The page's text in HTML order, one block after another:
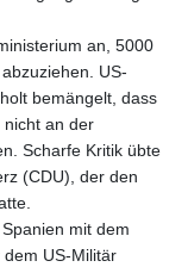
an, 5000
US-
bemängelt, dass
an der
Scharfe Kritik übte
(CDU), der den
mit dem
US-Militär